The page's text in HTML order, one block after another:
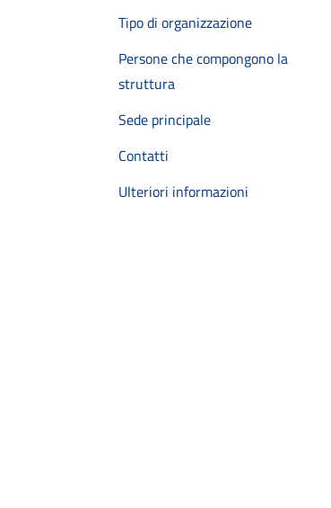
Tipo di organizzazione
Persone che compongono la
struttura
Sede principale
Contatti
Ulteriori informazioni